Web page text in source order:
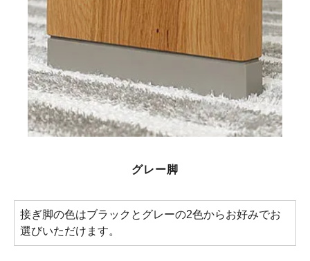
グレー脚
接ぎ脚の色はブラックとグレーの2色からお好みでお
選びいただけます。